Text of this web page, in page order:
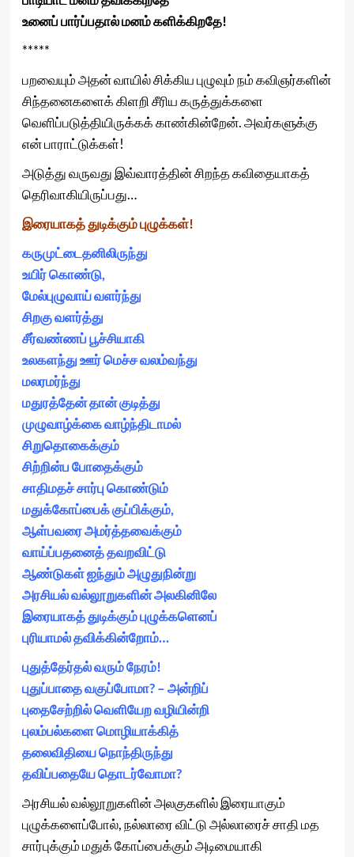
உனைப் பார்ப்பதால் மனம் களிக்கிறதே!
*****
பறவையும் அதன் வாயில் சிக்கிய புழுவும் நம் கவிஞர்களின்
சிந்தனைகளைக் கிளறி சீரிய கருத்துக்களை
வெளிப்படுத்தியிருக்கக் காண்கின்றேன். அவர்களுக்கு
என் பாராட்டுக்கள்!
அடுத்து வருவது இவ்வாரத்தின் சிறந்த கவிதையாகத்
தெரிவாகியிருப்பது…
இரையாகத் துடிக்கும் புழுக்கள்!
கருமுட்டைதனிலிருந்து
உயிர் கொண்டு,
மேல்புழுவாய் வளர்ந்து
சிறகு வளர்த்து
சீர்வண்ணப் பூச்சியாகி
உலகளந்து ஊர் மெச்ச வலம்வந்து
மலரமர்ந்து
மதுரத்தேன் தான் குடித்து
முழுவாழ்க்கை வாழ்ந்திடாமல்
சிறுதொகைக்கும்
சிற்றின்ப போதைக்கும்
சாதிமதச் சார்பு கொண்டும்
மதுக்கோப்பைக் குப்பிக்கும்,
ஆள்பவரை அமர்த்தவைக்கும்
வாய்ப்பதனைத் தவறவிட்டு
ஆண்டுகள் ஐந்தும் அழுதுநின்று
அரசியல் வல்லூறுகளின் அலகினிலே
இரையாகத் துடிக்கும் புழுக்களெனப்
புரியாமல் தவிக்கின்றோம்…
புதுத்தேர்தல் வரும் நேரம்!
புதுப்பாதை வகுப்போமா? – அன்றிப்
புதைசேற்றில் வெளியேற வழியின்றி
புலம்பல்களை மொழியாக்கித்
தலைவிதியை நொந்திருந்து
தவிப்பதையே தொடர்வோமா?
அரசியல் வல்லூறுகளின் அலகுகளில் இரையாகும்
புழுக்களைப்போல், நல்லாரை விட்டு அல்லாரைச் சாதி மத
சார்புக்கும் மதுக் கோப்பைக்கும் அடிமையாகி